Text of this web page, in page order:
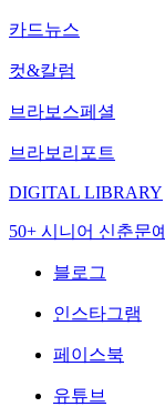
카드뉴스
컷&칼럼
브라보스페셜
브라보리포트
DIGITAL LIBRARY
50+ 시니어 신춘문예
블로그
인스타그램
페이스북
유튜브